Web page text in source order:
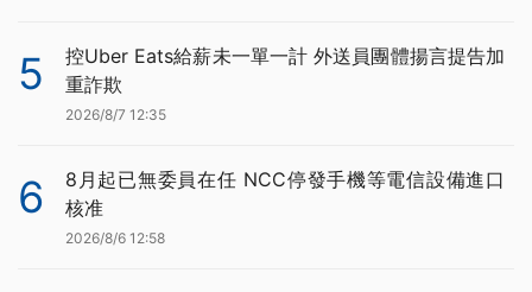
5
控Uber Eats給薪未一單一計 外送員團體揚言提告加
重詐欺
2026/8/7 12:35
6
8月起已無委員在任 NCC停發手機等電信設備進口
核准
2026/8/6 12:58